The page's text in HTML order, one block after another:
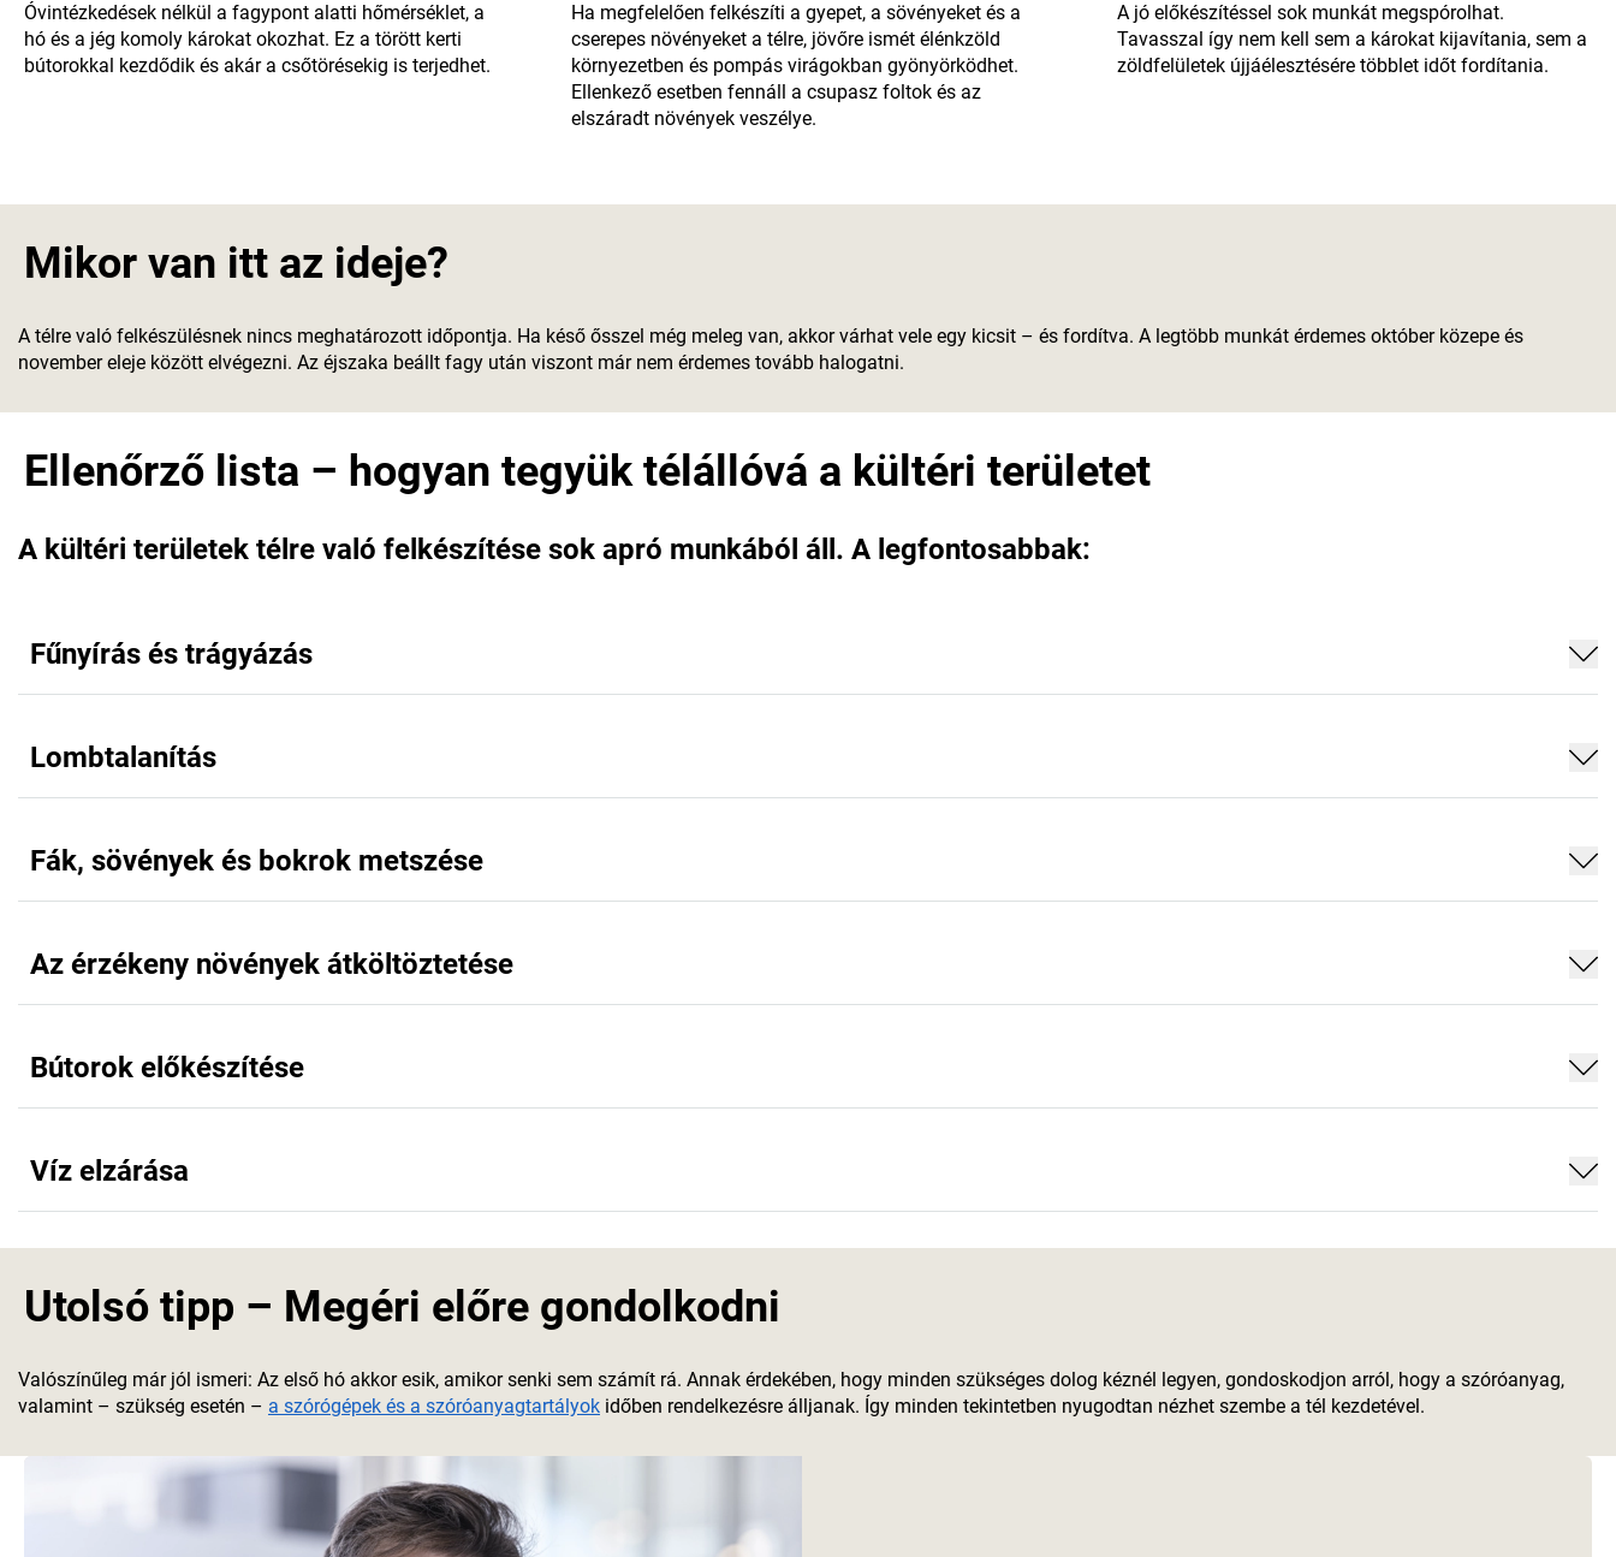
Óvintézkedések nélkül a fagypont alatti hőmérséklet, a
hó és a jég komoly károkat okozhat. Ez a törött kerti
bútorokkal kezdődik és akár a csőtörésekig is terjedhet.
Ha megfelelően felkészíti a gyepet, a sövényeket és a
cserepes növényeket a télre, jövőre ismét élénkzöld
környezetben és pompás virágokban gyönyörködhet.
Ellenkező esetben fennáll a csupasz foltok és az
elszáradt növények veszélye.
A jó előkészítéssel sok munkát megspórolhat.
Tavasszal így nem kell sem a károkat kijavítania, sem a
zöldfelületek újjáélesztésére többlet időt fordítania.
Mikor van itt az ideje?
A télre való felkészülésnek nincs meghatározott időpontja. Ha késő ősszel még meleg van, akkor várhat vele egy kicsit – és fordítva. A legtöbb munkát érdemes október közepe és
november eleje között elvégezni. Az éjszaka beállt fagy után viszont már nem érdemes tovább halogatni.
Ellenőrző lista – hogyan tegyük télállóvá a kültéri területet
A kültéri területek télre való felkészítése sok apró munkából áll. A legfontosabbak:
Fűnyírás és trágyázás
Lombtalanítás
Fák, sövények és bokrok metszése
Az érzékeny növények átköltöztetése
Bútorok előkészítése
Víz elzárása
Utolsó tipp – Megéri előre gondolkodni
Valószínűleg már jól ismeri: Az első hó akkor esik, amikor senki sem számít rá. Annak érdekében, hogy minden szükséges dolog kéznél legyen, gondoskodjon arról, hogy a szóróanyag,
valamint – szükség esetén – a szórógépek és a szóróanyagtartályok időben rendelkezésre álljanak. Így minden tekintetben nyugodtan nézhet szembe a tél kezdetével.